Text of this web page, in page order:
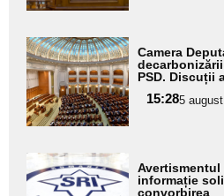
Adaugă
aici textul
pentru
subtitlu
Camera
PSD. Discuții
15:285
Adaugă
aici textul
informație
convorbirea